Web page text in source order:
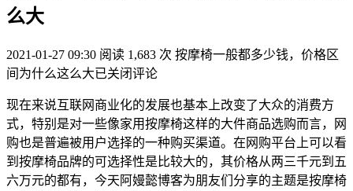
么大
2021-01-27 09:30 阅读 1,683 次 按摩椅一般都多少钱，价格区
间为什么这么大已关闭评论
现在来说互联网商业化的发展也基本上改变了大众的消费方
式，特别是对一些像家用按摩椅这样的大件商品选购而言，网
购也是普遍被用户选择的一种购买渠道。在网购平台上可以看
到按摩椅品牌的可选择性是比较大的，其价格从两三千元到五
六万元的都有，今天阿嫚懿博客为朋友们分享的主题是按摩椅